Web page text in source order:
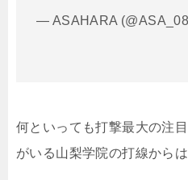
— ASAHARA
何といっても打撃最大の注
がいる山梨学院の打線から